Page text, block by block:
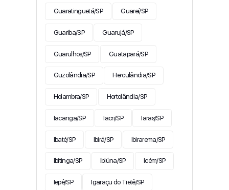
Guaratinguetá/SP Guareí/SP
Guariba/SP Guarujá/SP
Guarulhos/SP Guatapará/SP
Guzolândia/SP Herculândia/SP
Holambra/SP Hortolândia/SP
Iacanga/SP Iacri/SP Iaras/SP
Ibaté/SP Ibirá/SP Ibirarema/SP
Ibitinga/SP Ibiúna/SP Icém/SP
Iepê/SP Igaraçu do Tietê/SP